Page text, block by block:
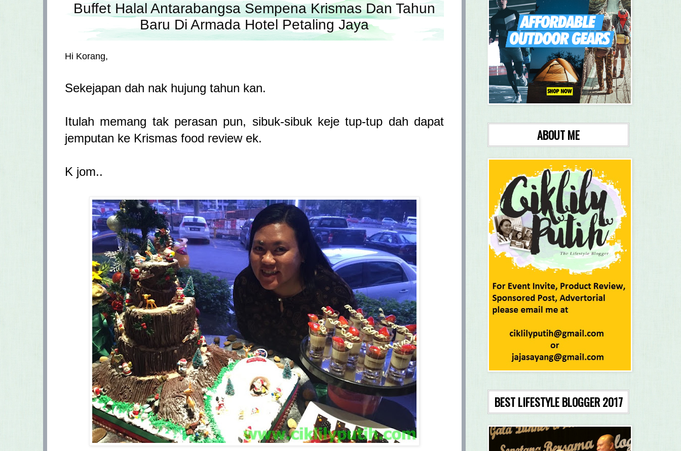
Buffet Halal Antarabangsa Sempena Krismas Dan Tahun
Baru Di Armada Hotel Petaling Jaya
Hi Korang,
Sekejapan dah nak hujung tahun kan.
Itulah memang tak perasan pun, sibuk-sibuk keje tup-tup dah dapat
jemputan ke Krismas food review ek.
K jom..
ABOUT ME
BEST LIFESTYLE BLOGGER 2017